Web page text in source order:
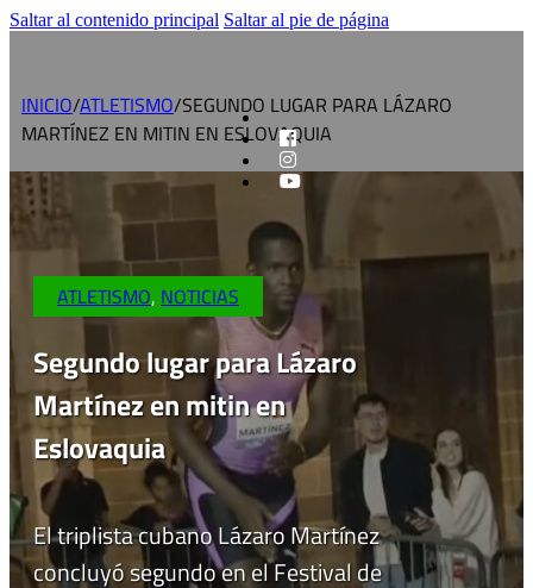
Saltar al contenido principal Saltar al pie de página
INICIO/ATLETISMO/SEGUNDO LUGAR PARA LÁZARO
MARTÍNEZ EN MITIN EN ESLOVAQUIA
ATLETISMO, NOTICIAS
Segundo lugar para Lázaro
Martínez en mitin en
Eslovaquia
El triplista cubano Lázaro Martínez
concluyó segundo en el Festival de